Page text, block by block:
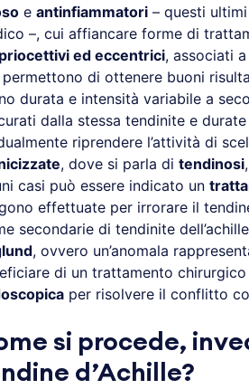
e antinfiammatori – questi
–, cui affiancare forme di
ed eccentrici, associati
permettono di ottenere buoni
durata e intensità variabile a
dalla stessa tendinite e
riprendere l’attività di
, dove si parla di tendinosi
casi può essere indicato un
effettuate per irrorare il
secondarie di tendinite
, ovvero un’anomala
di un trattamento
per risolvere il conflitto
si procede,
d’Achille?